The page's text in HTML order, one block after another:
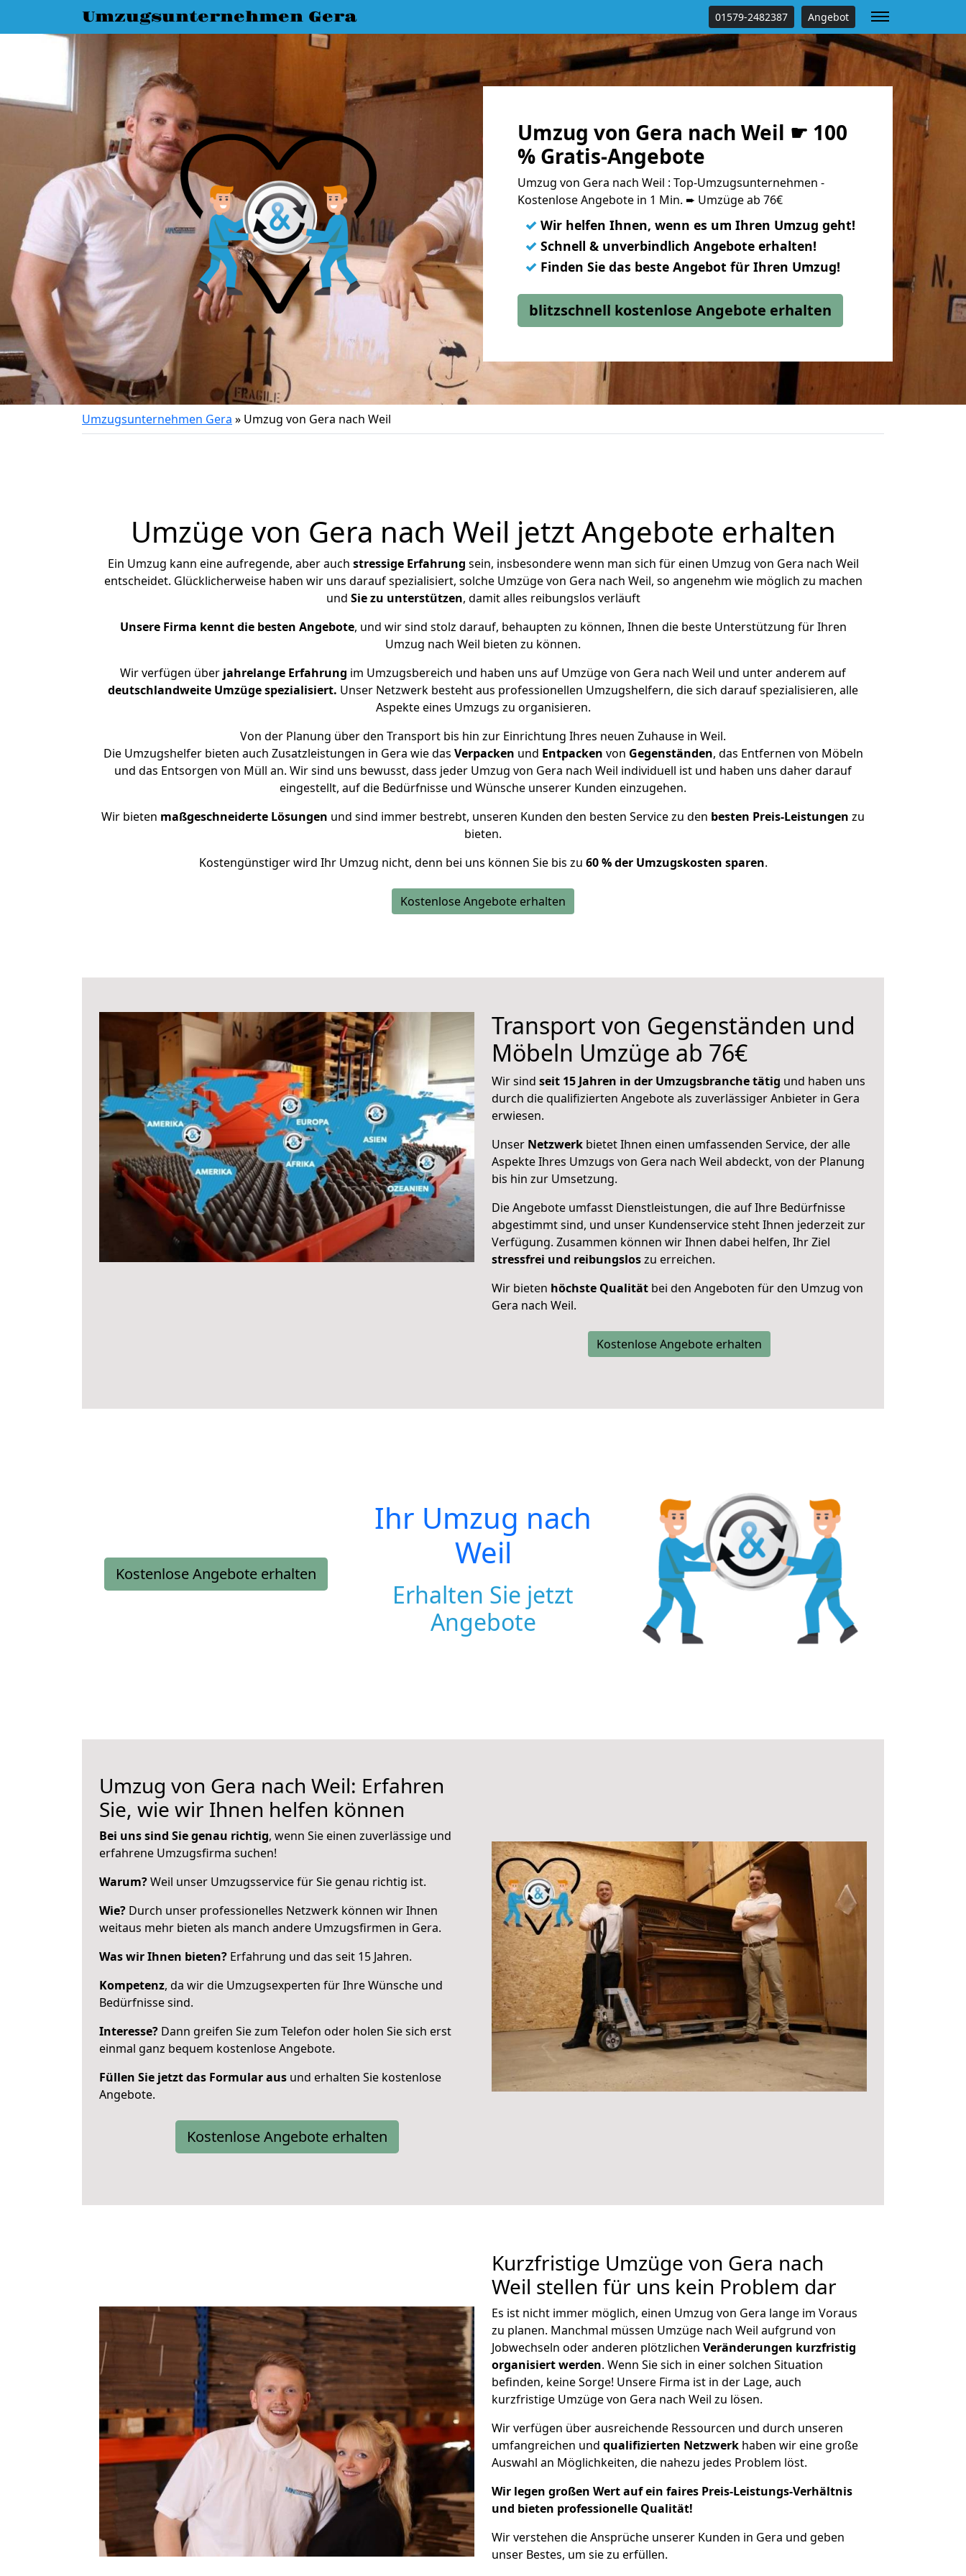
Umzugsunternehmen Gera 01579-2482387 Angebot
Umzug von Gera nach Weil ☛ 100
% Gratis-Angebote
Umzug von Gera nach Weil : Top-Umzugsunternehmen -
Kostenlose Angebote in 1 Min. ➨ Umzüge ab 76€
✓ Wir helfen Ihnen, wenn es um Ihren Umzug geht!
✓ Schnell & unverbindlich Angebote erhalten!
✓ Finden Sie das beste Angebot für Ihren Umzug!
blitzschnell kostenlose Angebote erhalten
Umzugsunternehmen Gera » Umzug von Gera nach Weil
Umzüge von Gera nach Weil jetzt Angebote erhalten
Ein Umzug kann eine aufregende, aber auch stressige Erfahrung sein, insbesondere wenn man sich für einen Umzug von Gera nach Weil
entscheidet. Glücklicherweise haben wir uns darauf spezialisiert, solche Umzüge von Gera nach Weil, so angenehm wie möglich zu machen
und Sie zu unterstützen, damit alles reibungslos verläuft
Unsere Firma kennt die besten Angebote, und wir sind stolz darauf, behaupten zu können, Ihnen die beste Unterstützung für Ihren
Umzug nach Weil bieten zu können.
Wir verfügen über jahrelange Erfahrung im Umzugsbereich und haben uns auf Umzüge von Gera nach Weil und unter anderem auf
deutschlandweite Umzüge spezialisiert. Unser Netzwerk besteht aus professionellen Umzugshelfern, die sich darauf spezialisieren, alle
Aspekte eines Umzugs zu organisieren.
Von der Planung über den Transport bis hin zur Einrichtung Ihres neuen Zuhause in Weil.
Die Umzugshelfer bieten auch Zusatzleistungen in Gera wie das Verpacken und Entpacken von Gegenständen, das Entfernen von Möbeln
und das Entsorgen von Müll an. Wir sind uns bewusst, dass jeder Umzug von Gera nach Weil individuell ist und haben uns daher darauf
eingestellt, auf die Bedürfnisse und Wünsche unserer Kunden einzugehen.
Wir bieten maßgeschneiderte Lösungen und sind immer bestrebt, unseren Kunden den besten Service zu den besten Preis-Leistungen zu
bieten.
Kostengünstiger wird Ihr Umzug nicht, denn bei uns können Sie bis zu 60 % der Umzugskosten sparen.
Kostenlose Angebote erhalten
Transport von Gegenständen und
Möbeln Umzüge ab 76€
Wir sind seit 15 Jahren in der Umzugsbranche tätig und haben uns
durch die qualifizierten Angebote als zuverlässiger Anbieter in Gera
erwiesen.
Unser Netzwerk bietet Ihnen einen umfassenden Service, der alle
Aspekte Ihres Umzugs von Gera nach Weil abdeckt, von der Planung
bis hin zur Umsetzung.
Die Angebote umfasst Dienstleistungen, die auf Ihre Bedürfnisse
abgestimmt sind, und unser Kundenservice steht Ihnen jederzeit zur
Verfügung. Zusammen können wir Ihnen dabei helfen, Ihr Ziel
stressfrei und reibungsloszu erreichen.
Wir bieten höchste Qualität bei den Angeboten für den Umzug von
Gera nach Weil.
Kostenlose Angebote erhalten
Kostenlose Angebote erhalten
Ihr Umzug nach
Weil
Erhalten Sie jetzt
Angebote
Umzug von Gera nach Weil: Erfahren
Sie, wie wir Ihnen helfen können
Bei uns sind Sie genau richtig, wenn Sie einen zuverlässige und
erfahrene Umzugsfirma suchen!
Warum?Weil unser Umzugsservice für Sie genau richtig ist.
Wie? Durch unser professionelles Netzwerk können wir Ihnen
weitaus mehr bieten als manch andere Umzugsfirmen in Gera.
Was wir Ihnen bieten? Erfahrung und das seit 15 Jahren.
Kompetenz, da wir die Umzugsexperten für Ihre Wünsche und
Bedürfnisse sind.
Interesse? Dann greifen Sie zum Telefon oder holen Sie sich erst
einmal ganz bequem kostenlose Angebote.
Füllen Sie jetzt das Formular aus und erhalten Sie kostenlose
Angebote.
Kostenlose Angebote erhalten
Kurzfristige Umzüge von Gera nach
Weil stellen für uns kein Problem dar
Es ist nicht immer möglich, einen Umzug von Gera lange im Voraus
zu planen. Manchmal müssen Umzüge nach Weil aufgrund von
Jobwechseln oder anderen plötzlichen Veränderungen kurzfristig
organisiert werden. Wenn Sie sich in einer solchen Situation
befinden, keine Sorge! Unsere Firma ist in der Lage, auch
kurzfristige Umzüge von Gera nach Weil zu lösen.
Wir verfügen über ausreichende Ressourcen und durch unseren
umfangreichen und qualifizierten Netzwerk haben wir eine große
Auswahl an Möglichkeiten, die nahezu jedes Problem löst.
Wir legen großen Wert auf ein faires Preis-Leistungs-Verhältnis
und bieten professionelle Qualität!
Wir verstehen die Ansprüche unserer Kunden in Gera und geben
unser Bestes, um sie zu erfüllen.